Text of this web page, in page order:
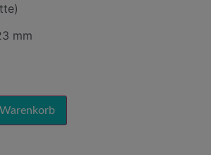
mm
Warenkorb